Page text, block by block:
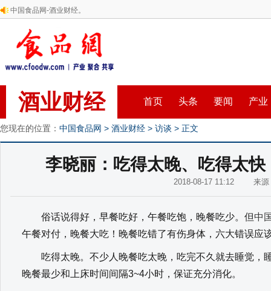
中国食品网-酒业财经。
酒业财经 首页 头条 要闻 产业
您现在的位置： 中国食品网 > 酒业财经 > 访谈 > 正文
李晓丽：吃得太晚、吃得太
2018-08-17 11:12 来源
俗话说得好，早餐吃好，午餐吃饱，晚餐吃少。但中
午餐对付，晚餐大吃！晚餐吃错了有伤身体，六大错误应
吃得太晚。不少人晚餐吃太晚，吃完不久就去睡觉，
晚餐最少和上床时间间隔3~4小时，保证充分消化。